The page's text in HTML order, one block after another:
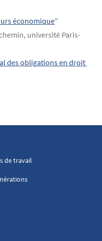
économique"
université Paris-
des obligations en droit
de travail